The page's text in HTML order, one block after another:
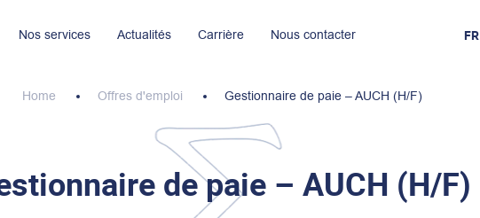
Nos implantations Nos engagements R.S.E
Nos services Actualités Carrière
Nous rejoindre maintenant Nous contacter FR
Home Offres d'emploi Gestionnaire de paie – AUCH (H/F)
de paie – AUCH (H/F)